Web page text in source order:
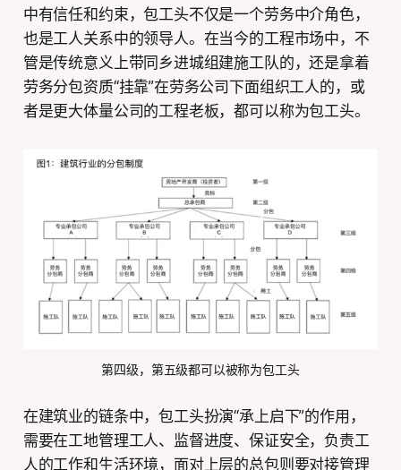
中有信任和约束，包工头不仅是一个劳务中介角色，
也是工人关系中的领导人。在当今的工程市场中，不
管是传统意义上带同乡进城组建施工队的，还是拿着
劳务分包资质“挂靠”在劳务公司下面组织工人的，或
者是更大体量公司的工程老板，都可以称为包工头。
第四级，第五级都可以被称为包工头
在建筑业的链条中，包工头扮演“承上启下”的作用，
需要在工地管理工人、监督进度、保证安全，负责工
人的工作和生活环境，面对上层的总包则要对接管理